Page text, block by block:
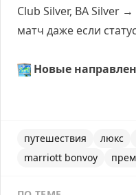
Club Silver, BA Silver
матч даже если
🗺 Новые
путешествия люкс
marriott bonvoy